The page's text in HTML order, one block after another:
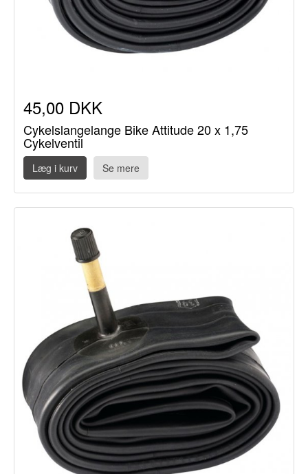
45,00 DKK
Cykelslangelange Bike Attitude 20 x 1,75
Cykelventil
Læg i kurv Se mere